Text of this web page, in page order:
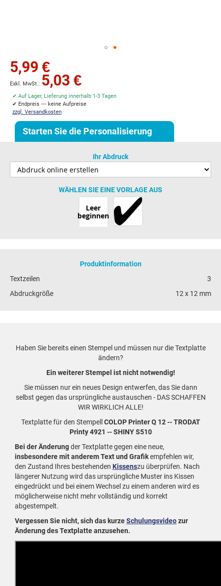
Anfang
springen
5,99 €
5,03 €
✔ Auf Lager, Lieferung innerhalb 1-3 Tagen
✔ Endpreis — keine Aufpreise
zzgl. Versandkosten
Starten Sie die Personalisierung
Ihr Abdruck
WÄHLEN SIE EINE VORLAGE AUS
Leer
beginnen
Produktinformation
Textzeilen
3
Abdruckgröße
12 x 12 mm
Haben Sie bereits einen Stempel und müssen nur die Textplatte
ändern?
Ein weiterer Stempel ist nicht notwendig!
Sie müssen nur ein neues Design entwerfen, das Sie dann
selbst gegen das ursprüngliche austauschen - DAS SCHAFFEN
WIR WIRKLICH ALLE!
Textplatte für den Stempell COLOP Printer Q 12 -- TRODAT
Printy 4921 -- SHINY S510
Bei der Änderungder Textplatte gegen eine neue,
insbesondere mit anderem Text und Grafikempfehlen wir,
den Zustand Ihres bestehenden Kissenszu überprüfen. Nach
längerer Nutzung wird das ursprüngliche Muster ins Kissen
eingedrückt und bei einem Wechsel zu einem anderen wird es
möglicherweise nicht mehr vollständig und korrekt
abgestempelt.
Vergessen Sie nicht, sich das kurzeSchulungsvideozur
Änderung des Textplatte anzusehen.